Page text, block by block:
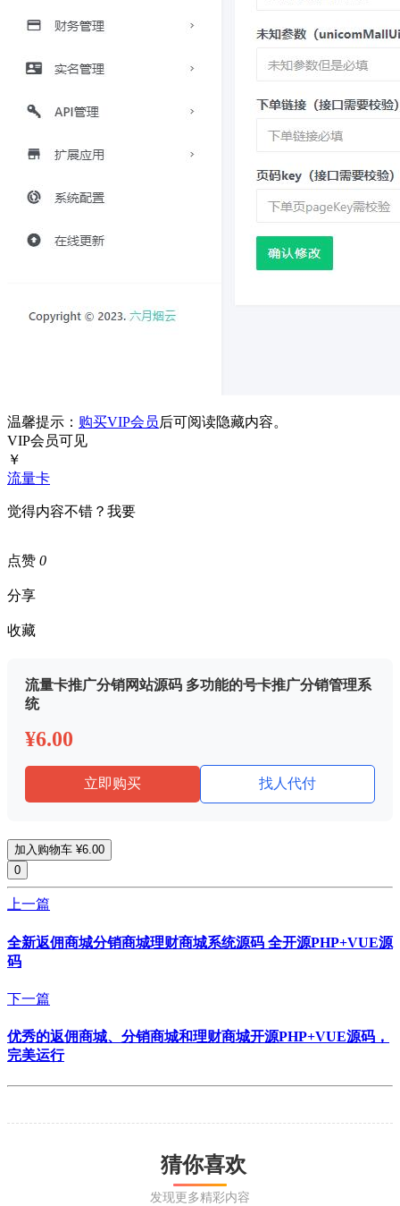
温馨提示： 购买VIP会员后可阅读隐藏内容。
VIP会员可见
￥
流量卡
觉得内容不错？我要
点赞 0
分享
收藏
流量卡推广分销网站源码 多功能的号卡推广分销管理系
统
¥6.00
立即购买 找人代付
加入购物车 ¥6.00
0
上一篇
全新返佣商城分销商城理财商城系统源码 全开源PHP+VUE源
码
下一篇
优秀的返佣商城、分销商城和理财商城开源PHP+VUE源码，
完美运行
猜你喜欢
发现更多精彩内容